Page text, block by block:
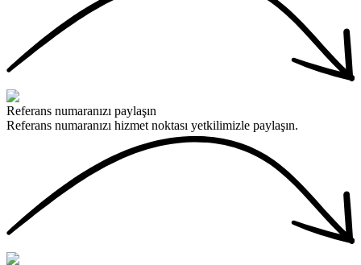
Referans numaranızı paylaşın
Referans numaranızı hizmet noktası yetkilimizle paylaşın.